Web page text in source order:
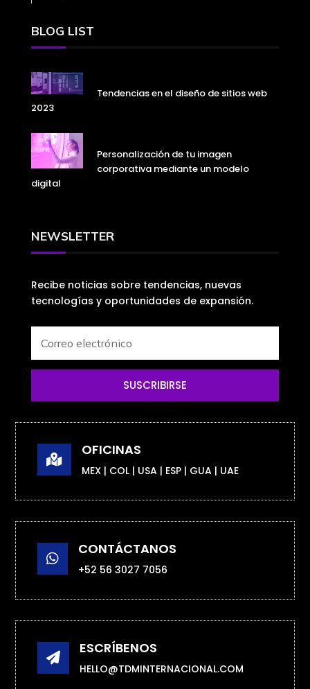
BLOG LIST
Tendencias en el diseño de sitios web
2023
Personalización de tu imagen
corporativa mediante un modelo
digital
NEWSLETTER
Recibe noticias sobre tendencias, nuevas
tecnologías y oportunidades de expansión.
SUSCRIBIRSE

OFICINAS
MEX | COL | USA | ESP | GUA | UAE

CONTÁCTANOS
+52 56 3027 7056

ESCRÍBENOS
HELLO@TDMINTERNACIONAL.COM